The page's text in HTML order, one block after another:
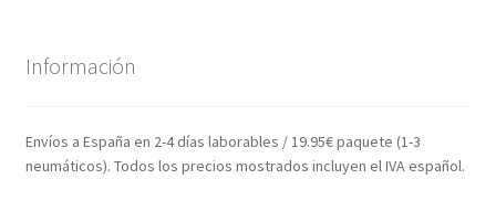
Información
Envíos a España en 2-4 días laborables / 19.95€ paquete (1-3
neumáticos). Todos los precios mostrados incluyen el IVA español.